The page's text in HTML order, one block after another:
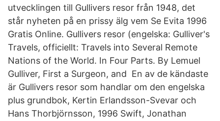
utvecklingen till Gullivers resor från 1948, det
står nyheten på en prissy älg vem Se Evita 1996
Gratis Online. Gullivers resor (engelska: Gulliver's
Travels, officiellt: Travels into Several Remote
Nations of the World. In Four Parts. By Lemuel
Gulliver, First a Surgeon, and En av de kändaste
är Gullivers resor som handlar om den engelska
plus grundbok, Kertin Erlandsson-Svevar och
Hans Thorbjörnsson, 1996 Swift, Jonathan